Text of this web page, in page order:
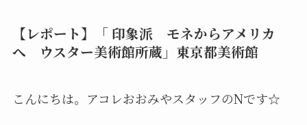
【レポート】「 印象派 モネからアメリカ
へ ウスター美術館所蔵」東京都美術館
こんにちは。アコレおおみやスタッフのNです☆